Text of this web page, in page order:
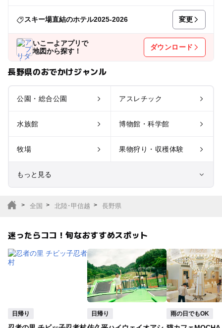
スキー場直結のホテル2025-2026 変更
いこーよアプリで
地図から探す！
ダウンロード
長野県のおでかけジャンル
公園・総合公園 アスレチック
水族館 博物館・科学館
牧場 果物狩り・収穫体験
もっと見る
サファリパーク
植物園・フラワーパー
バーベキュー
釣り
全国 北陸･甲信越 長野県
迷ったらココ！旬なおすすめスポット
日帰り 日帰り 雨の日でもOK